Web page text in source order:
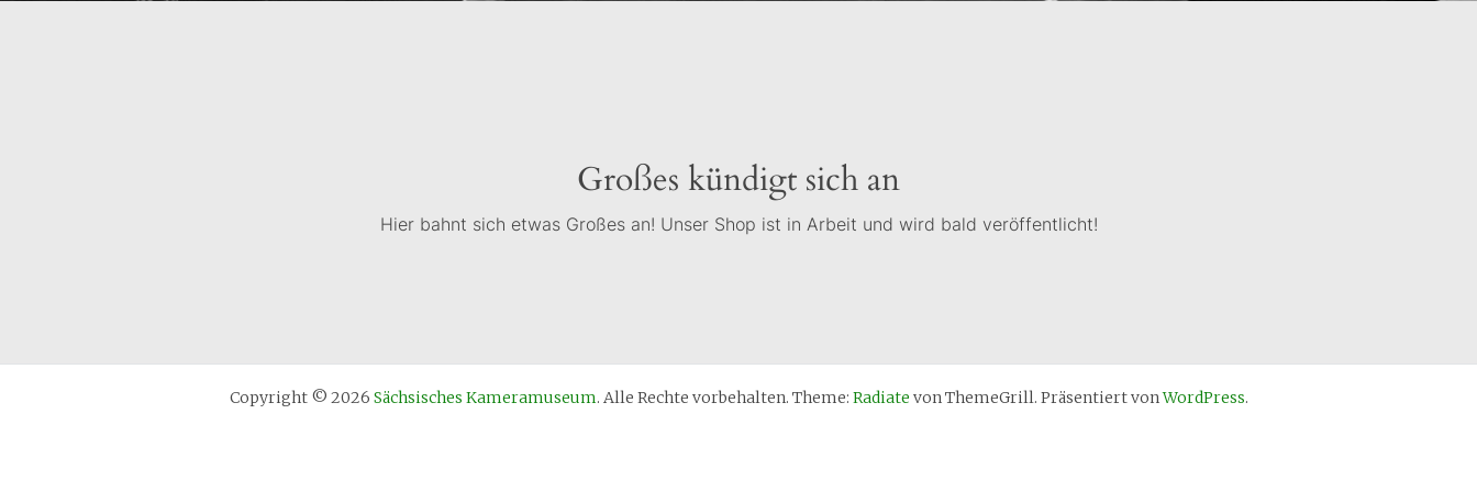
Großes kündigt sich an
Hier bahnt sich etwas Großes an! Unser Shop ist in Arbeit und wird bald veröffentlicht!
Copyright © 2026 Sächsisches Kameramuseum. Alle Rechte vorbehalten. Theme: Radiate von ThemeGrill. Präsentiert vonWordPress.